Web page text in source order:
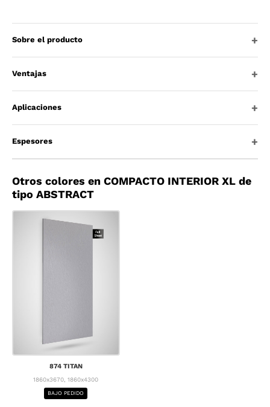
Sobre el producto
Ventajas
Aplicaciones
Espesores
Otros colores en COMPACTO INTERIOR XL de
tipo ABSTRACT
874 TITAN
1860x3670, 1860x4300
BAJO PEDIDO